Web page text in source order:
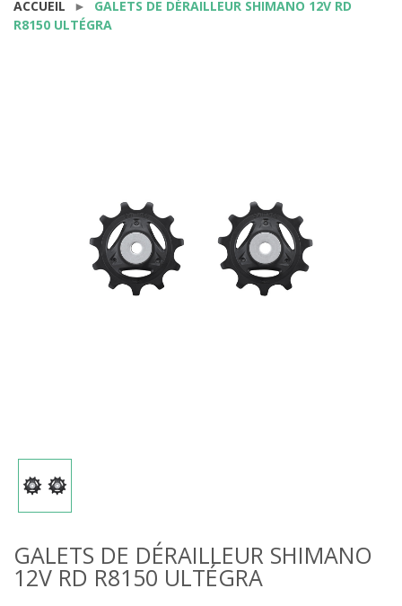
ACCUEIL
GALETS DE DÉRAILLEUR SHIMANO 12V RD
R8150 ULTÉGRA
GALETS DE DÉRAILLEUR SHIMANO
12V RD R8150 ULTÉGRA